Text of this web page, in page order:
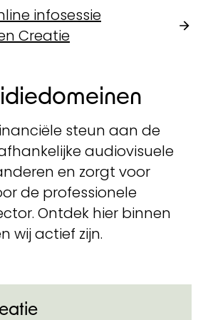
infosessie
Creatie
steun aan de
audiovisuele
en zorgt voor
de professionele
Ontdek hier binnen
wij actief zijn.